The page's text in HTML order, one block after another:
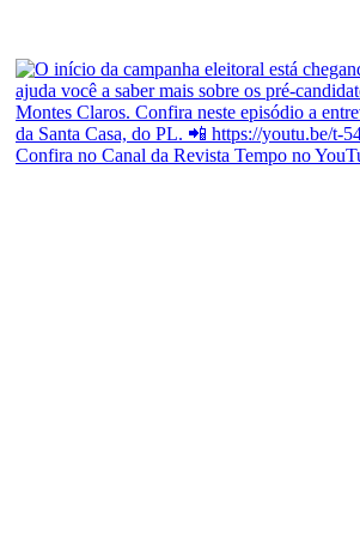
Confira no Canal da Revista Tempo no